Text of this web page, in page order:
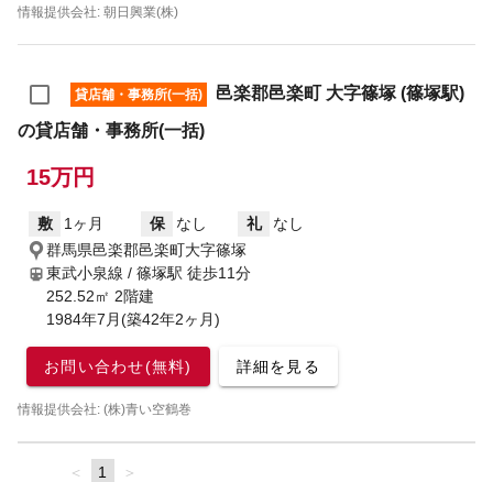
情報提供会社: 朝日興業(株)
貸店舗・事務所(一括)
邑楽郡邑楽町 大字篠塚 (篠塚駅)
の貸店舗・事務所(一括)
15万円
敷 1ヶ月 保 なし 礼
なし
群馬県邑楽郡邑楽町大字篠塚
東武小泉線 / 篠塚駅 徒歩11分
252.52㎡ 2階建
1984年7月(築42年2ヶ月)
お問い合わせ(無料) 詳細を見る
情報提供会社: (株)青い空鶴巻
page
You're
1 page